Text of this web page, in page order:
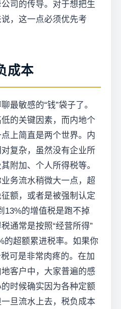
司的传导。对于想把生
，这一点必须优先考
成本
最敏感的“钱”袋子了。
的关键因素，而内地个
上简直是两个世界。内
复杂，虽然没有企业所
附加、个人所得税等。
务流水稍微大一点，超
额，或者是被强制认定
13%的增值税是跑不掉
通常是按照“经营所得”
的超额累进税率。如果你
可是非常肉疼的。在加
客户中，大家普遍的感
时候确实因为各种定额
旦流水上去，税负成本